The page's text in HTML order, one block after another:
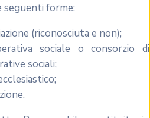
seguenti forme:
(riconosciuta e non);
sociale o consorzio di
sociali;